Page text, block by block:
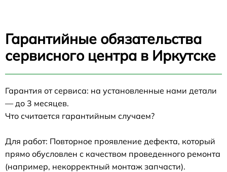
Гарантийные обязательства
сервисного центра в Иркутске
Гарантия от сервиса: на установленные нами детали
— до 3 месяцев.
Что считается гарантийным случаем?
Для работ: Повторное проявление дефекта, который
прямо обусловлен с качеством проведенного ремонта
(например, некорректный монтаж запчасти).